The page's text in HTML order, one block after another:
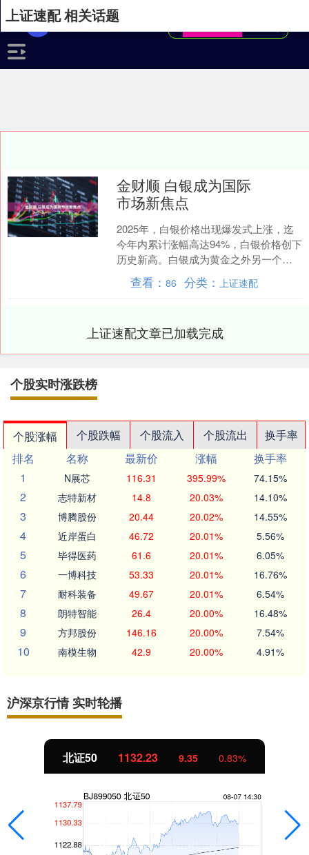
上证速配 相关话题
金财顺 白银成为国际
市场新焦点
2025年，白银价格出现爆发式上涨，迄
今年内累计涨幅高达94%，白银价格创下
历史新高。白银成为黄金之外另一个受
市场关注的新焦点。一些市场人士指
出，白银的价格涨势....
查看：86 分类：上证速配
上证速配文章已加载完成
个股实时涨跌榜
个股涨幅 个股跌幅 个股流入 个股流出
换手率
排名
名称 最新价 涨幅
换手率
1
N展芯 116.31 395.99% 74.15%
2 志特新材 14.8 20.03% 14.10%
3 博腾股份 20.44 20.02% 14.55%
4 近岸蛋白 46.72 20.01% 5.56%
5 毕得医药 61.6 20.01% 6.05%
6 一博科技 53.33 20.01% 16.76%
7 耐科装备 49.67 20.01% 6.54%
8 朗特智能 26.4 20.00% 16.48%
9 方邦股份 146.16 20.00% 7.54%
10 南模生物 42.9 20.00% 4.91%
沪深京行情 实时轮播
北证50 1132.23 9.35 0.83%